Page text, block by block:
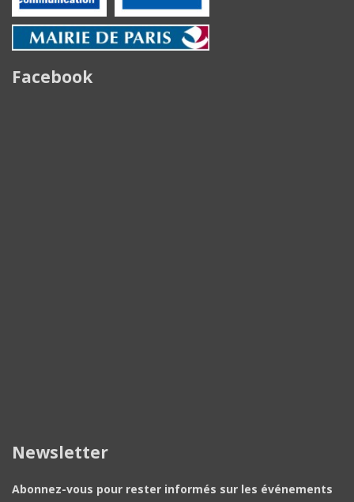
Facebook
Newsletter
Abonnez-vous pour rester informés sur les événements